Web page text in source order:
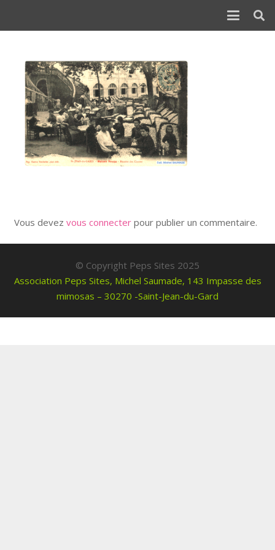
Vous devez vous connecterpour publier un commentaire.
© Copyright Peps Sites 2025
Association Peps Sites, Michel Saumade, 143 Impasse des
mimosas – 30270 -Saint-Jean-du-Gard